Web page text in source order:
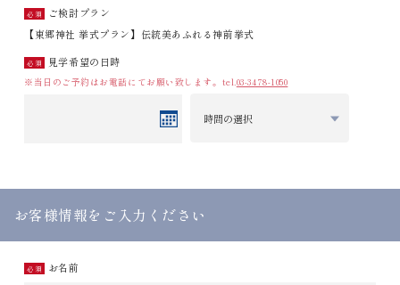
ご検討プラン
【東郷神社 挙式プラン】伝統美あふれる神前挙式
見学希望の日時
※当日のご予約はお電話にてお願い致します。 tel. 03-3478-1050
お客様情報をご入力ください
お名前